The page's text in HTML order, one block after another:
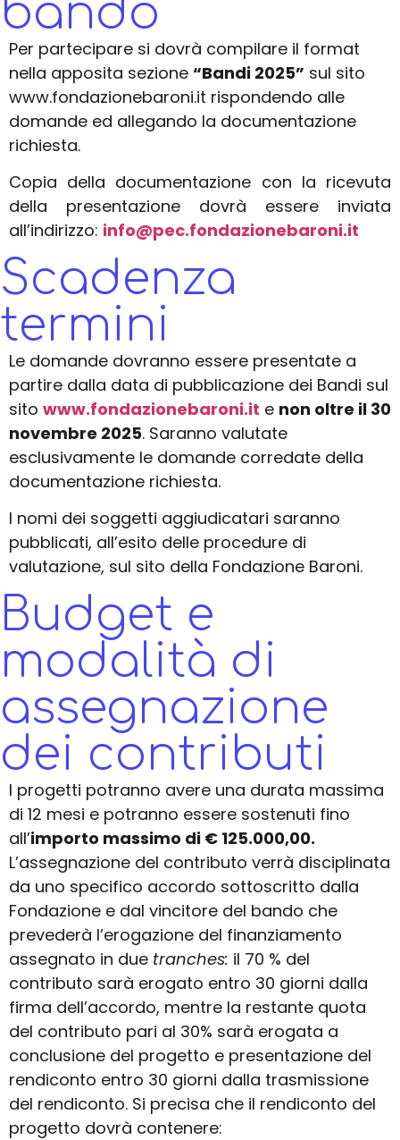
bando
Per partecipare si dovrà compilare il format
nella apposita sezione “Bandi 2025” sul sito
www.fondazionebaroni.it rispondendo alle
domande ed allegando la documentazione
richiesta.
Copia della documentazione con la ricevuta
della presentazione dovrà essere inviata
all’indirizzo: info@pec.fondazionebaroni.it
Scadenza
termini
Le domande dovranno essere presentate a
partire dalla data di pubblicazione dei Bandi sul
sito www.fondazionebaroni.it e non oltre il 30
novembre 2025. Saranno valutate
esclusivamente le domande corredate della
documentazione richiesta.
I nomi dei soggetti aggiudicatari saranno
pubblicati, all’esito delle procedure di
valutazione, sul sito della Fondazione Baroni.
Budget e
modalità di
assegnazione
dei contributi
I progetti potranno avere una durata massima
di 12 mesi e potranno essere sostenuti fino
all’importo massimo di € 125.000,00.
L’assegnazione del contributo verrà disciplinata
da uno specifico accordo sottoscritto dalla
Fondazione e dal vincitore del bando che
prevederà l’erogazione del finanziamento
assegnato in due tranches: il 70 % del
contributo sarà erogato entro 30 giorni dalla
firma dell’accordo, mentre la restante quota
del contributo pari al 30% sarà erogata a
conclusione del progetto e presentazione del
rendiconto entro 30 giorni dalla trasmissione
del rendiconto. Si precisa che il rendiconto del
progetto dovrà contenere: